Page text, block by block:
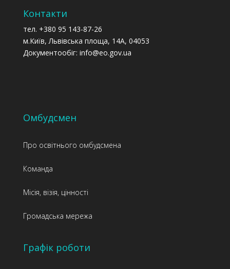
Контакти
тел. +380 95 143-87-26
м.Київ, Львівська площа, 14А, 04053
Документообіг: info@eo.gov.ua
Омбудсмен
Про освітнього омбудсмена
Команда
Місія, візія, цінності
Громадська мережа
Графік роботи